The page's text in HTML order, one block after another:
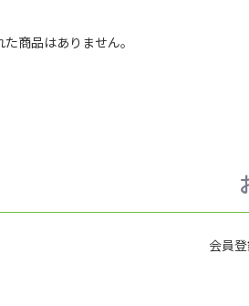
商品はありません。
会員